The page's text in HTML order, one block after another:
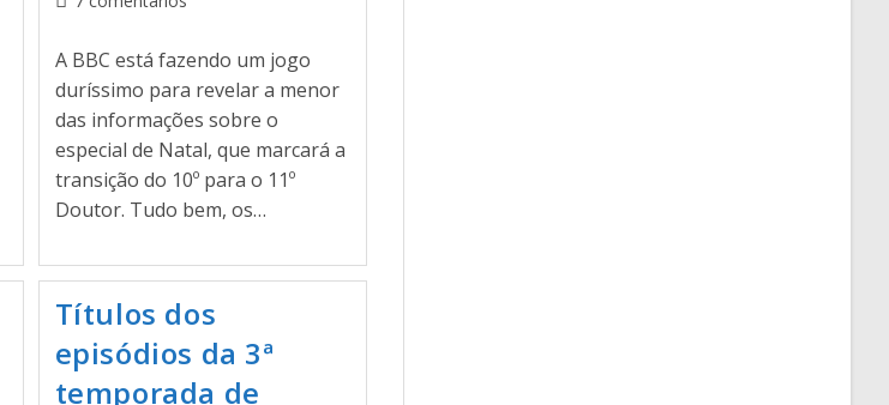
A BBC está fazendo um jogo
duríssimo para revelar a menor
das informações sobre o
especial de Natal, que marcará a
transição do 10º para o 11º
Doutor. Tudo bem, os…
Títulos dos
episódios da 3ª
temporada de